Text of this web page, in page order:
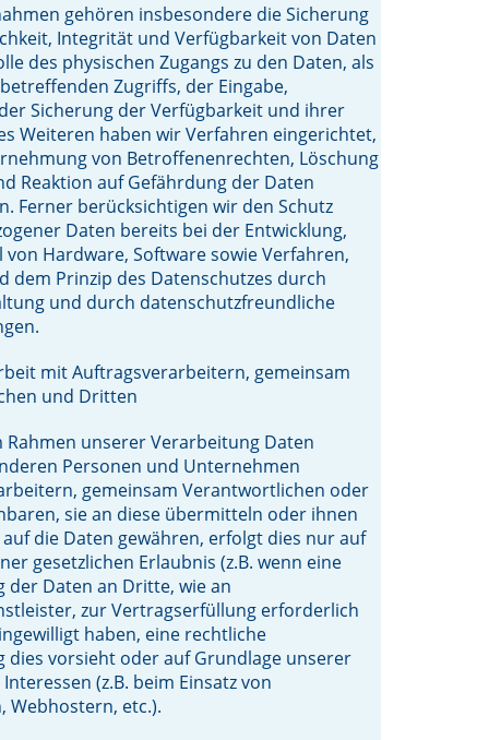
gehören insbesondere die Sicherung
Integrität und Verfügbarkeit von Daten
des physischen Zugangs zu den Daten, als
Zugriffs, der Eingabe,
Sicherung der Verfügbarkeit und ihrer
Weiteren haben wir Verfahren eingerichtet,
von Betroffenenrechten, Löschung
Reaktion auf Gefährdung der Daten
Ferner berücksichtigen wir den Schutz
Daten bereits bei der Entwicklung,
von Hardware, Software sowie Verfahren,
dem Prinzip des Datenschutzes durch
und durch datenschutzfreundliche
mit Auftragsverarbeitern, gemeinsam
und Dritten
Rahmen unserer Verarbeitung Daten
Personen und Unternehmen
gemeinsam Verantwortlichen oder
sie an diese übermitteln oder ihnen
die Daten gewähren, erfolgt dies nur auf
gesetzlichen Erlaubnis (z.B. wenn eine
Daten an Dritte, wie an
zur Vertragserfüllung erforderlich
haben, eine rechtliche
dies vorsieht oder auf Grundlage unserer
(z.B. beim Einsatz von
Webhostern, etc.).